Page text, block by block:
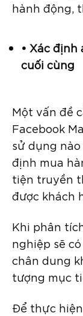
hành động,
• Xác
cuối cùng
Một vấn đề
Facebook
sử dụng
định mua
tiện truyền
được khách
Khi phân
nghiệp sẽ
chân dung
tượng mục
Để thực